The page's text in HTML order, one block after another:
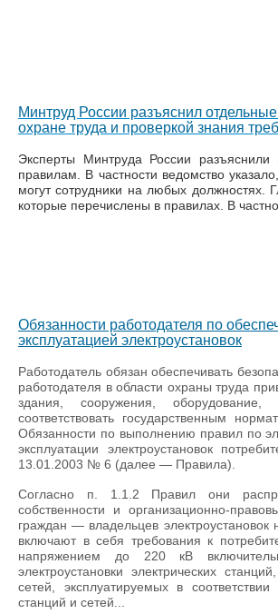
Минтруд России разъяснил
охране труда и проверкой знания
Эксперты Минтруда России
правилам. В частности ведомство
могут сотрудники на любых должностях.
которые перечислены в правилах. В
Обязанности работодателя по
эксплуатацией электроустановок
Работодатель обязан обеспечивать
работодателя в области охраны труда
здания, сооружения,
соответствовать государственным
Обязанности по выполнению правил по
эксплуатации электроустановок
13.01.2003 № 6 (далее — Правила).
Согласно п. 1.1.2 Правил они
собственности и организационно-
граждан — владельцев
включают в себя требования к
напряжением до 220 кВ
электроустановки электрических
сетей, эксплуатируемых в
станций и сетей...